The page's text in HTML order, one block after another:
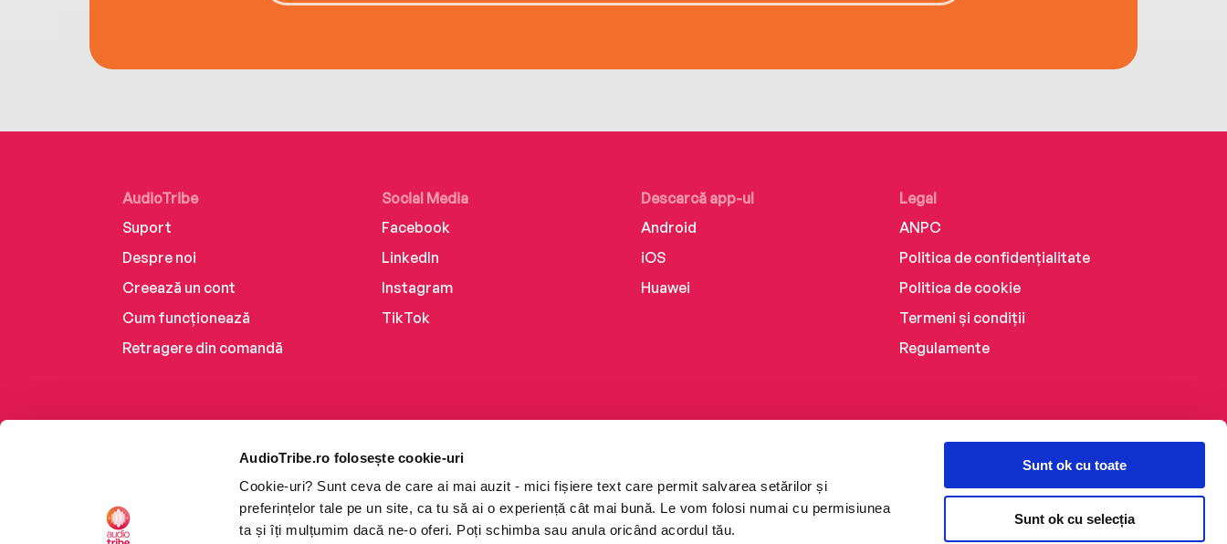
AudioTribe.ro folosește cookie-uri
Cookie-uri? Sunt ceva de care ai mai auzit - mici fișiere text care permit salvarea setărilor și
preferințelor tale pe un site, ca tu să ai o experiență cât mai bună. Le vom folosi numai cu permisiunea
ta și îți mulțumim dacă ne-o oferi. Poți schimba sau anula oricând acordul tău.
Sunt ok cu toate
Sunt ok cu selecția
AudioTribe
Suport
Despre noi
Creează un cont
Cum funcționează
Retragere din comandă
Social Media
Facebook
LinkedIn
Instagram
TikTok
Descarcă app-ul
Android
iOS
Huawei
Legal
ANPC
Politica de confidențialitate
Politica de cookie
Termeni și condiții
Regulamente